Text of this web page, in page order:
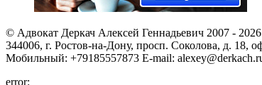
© Адвокат Деркач Алексей Геннадьевич 2007 - 2026
344006, г. Ростов-на-Дону, просп. Соколова, д. 18,
Мобильный: +79185557873 E-mail:
error: